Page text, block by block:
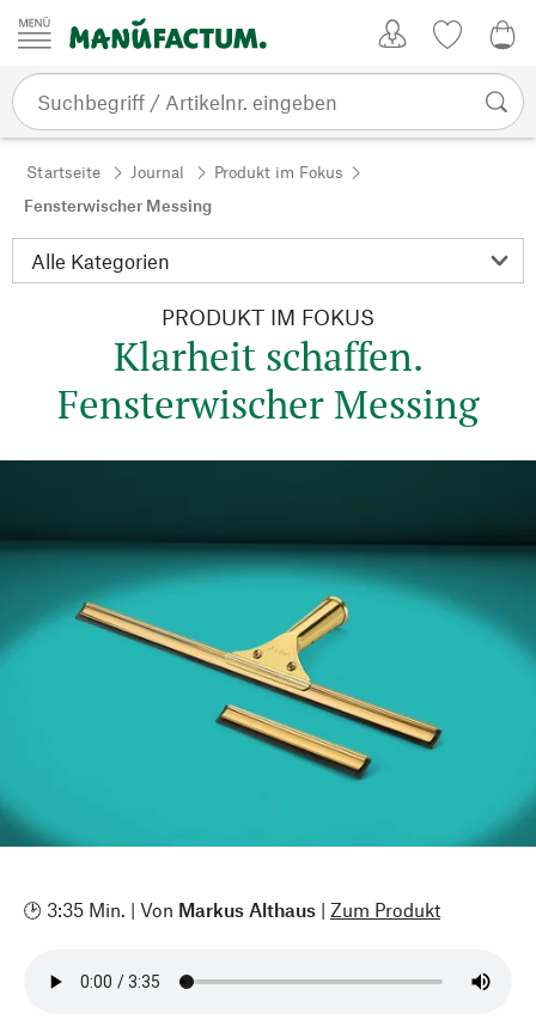
Zum Inhalt springen
Startseite Journal
Produkt im Fokus
Fensterwischer Messing
PRODUKT IM FOKUS
Klarheit schaffen.
Fensterwischer Messing
🕑 3:35 Min. | Von Markus Althaus | Zum Produkt